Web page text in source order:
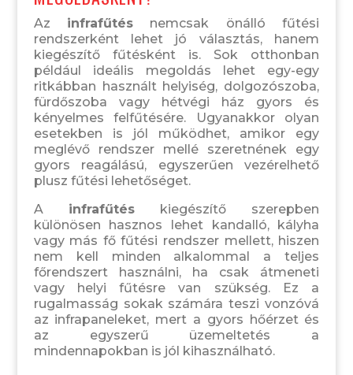
Az infrafűtés nemcsak önálló fűtési
rendszerként lehet jó választás, hanem
kiegészítő fűtésként is. Sok otthonban
például ideális megoldás lehet egy-egy
ritkábban használt helyiség, dolgozószoba,
fürdőszoba vagy hétvégi ház gyors és
kényelmes felfűtésére. Ugyanakkor olyan
esetekben is jól működhet, amikor egy
meglévő rendszer mellé szeretnének egy
gyors reagálású, egyszerűen vezérelhető
plusz fűtési lehetőséget.
A infrafűtéskiegészítő szerepben
különösen hasznos lehet kandalló, kályha
vagy más fő fűtési rendszer mellett, hiszen
nem kell minden alkalommal a teljes
főrendszert használni, ha csak átmeneti
vagy helyi fűtésre van szükség. Ez a
rugalmasság sokak számára teszi vonzóvá
az infrapaneleket, mert a gyors hőérzet és
az egyszerű üzemeltetés a
mindennapokban is jól kihasználható.